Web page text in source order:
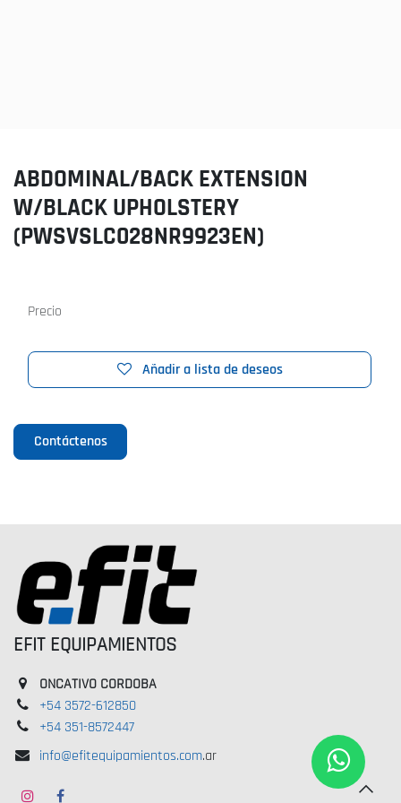
ABDOMINAL/BACK EXTENSION
W/BLACK UPHOLSTERY
(PWSVSLC028NR9923EN)
Añadir a lista de deseos
Precio
Contáctenos
EFIT EQUIPAMIENTOS
ONCATIVO CORDOBA
+54 3572-612850
+54 351-8572447
info@efitequipamientos.com.ar